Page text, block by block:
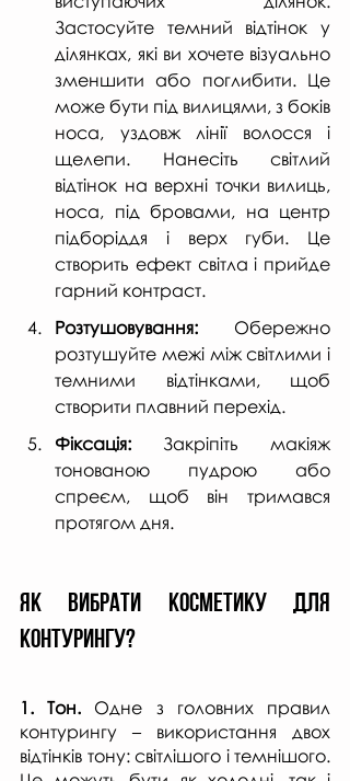
Застосуйте темний відтінок у
ділянках, які ви хочете візуально
зменшити або поглибити. Це
може бути під вилицями, з боків
носа, уздовж лінії волосся і
щелепи. Нанесіть світлий
відтінок на верхні точки вилиць,
носа, під бровами, на центр
підборіддя і верх губи. Це
створить ефект світла і прийде
гарний контраст.
Розтушовування: Обережно
розтушуйте межі між світлими і
темними відтінками, щоб
створити плавний перехід.
Фіксація: Закріпіть макіяж
тонованою пудрою або
спреєм, щоб він тримався
протягом дня.
Як вибрати косметику для
контурингу?
1. Тон. Одне з головних правил
контурингу – використання двох
відтінків тону: світлішого і темнішого.